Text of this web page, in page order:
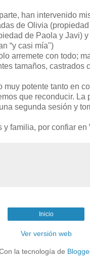
han intervenido
de Olivia
de Paola y Javi)
“y casi mía")
arremete con todo;
tamaños, castrados
muy potente tanto en
que reconducir. La
segunda sesión y
y familia, por confiar en
Inicio
Ver versión web
la tecnología de